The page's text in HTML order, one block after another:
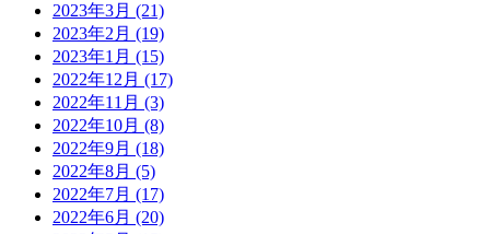
2023年3月 (21)
2023年2月 (19)
2023年1月 (15)
2022年12月 (17)
2022年11月 (3)
2022年10月 (8)
2022年9月 (18)
2022年8月 (5)
2022年7月 (17)
2022年6月 (20)